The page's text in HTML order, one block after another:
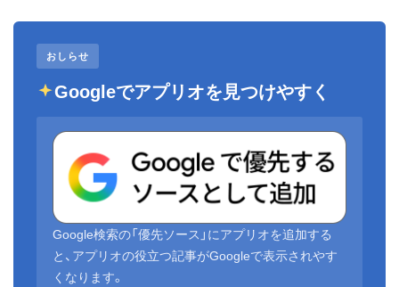
おしらせ
Googleでアプリオを見つけやすく
Google検索の「優先ソース」にアプリオを追加する
と、アプリオの役立つ記事がGoogleで表示されやす
くなります。